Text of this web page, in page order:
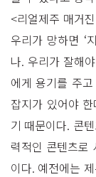
<리얼제주 매거
우리가 망하면 ‘
나. 우리가 잘해
에게 용기를 주
잡지가 있어야
기 때문이다. 콘
력적인 콘텐츠로
이다. 예전에는